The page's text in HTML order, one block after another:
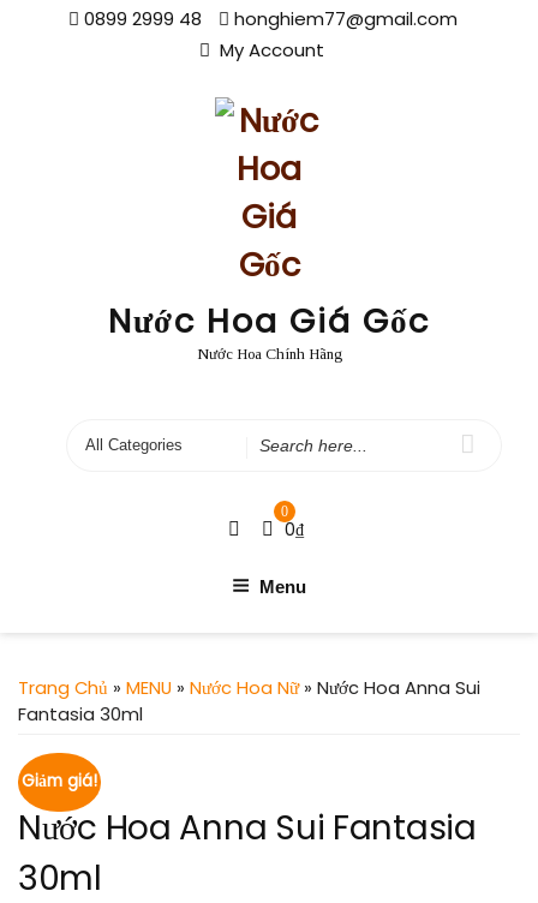
0899 2999 48
honghiem77@gmail.com
My Account
Nước Hoa Giá Gốc
Nước Hoa Chính Hãng
Search
0
0₫
Menu
Trang Chủ » MENU » Nước Hoa Nữ» Nước Hoa Anna Sui
Fantasia 30ml
Giảm giá!
Nước Hoa Anna Sui Fantasia
30ml